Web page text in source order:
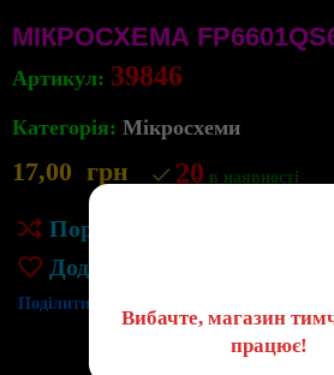
МІКРОСХЕМА
Артикул: 39846
Категорія: Мікросхеми
17,00 грн 20 в наявності
Порівняння
Додати до списку бажань
Поділитись:
Вибачте, магазин
працює!